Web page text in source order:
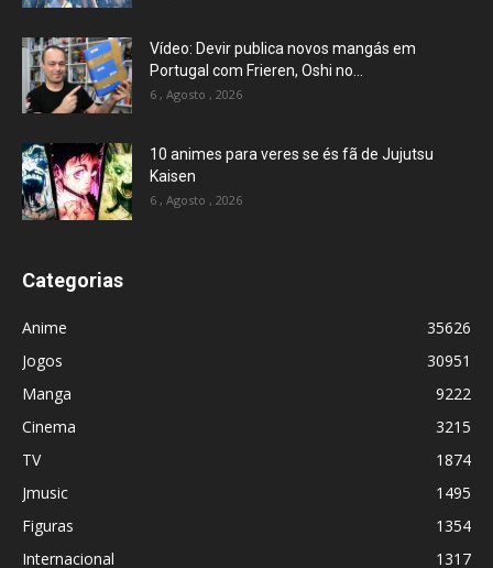
Vídeo: Devir publica novos mangás em
Portugal com Frieren, Oshi no...
6 , Agosto , 2026
10 animes para veres se és fã de Jujutsu
Kaisen
6 , Agosto , 2026
Categorias
Anime
35626
Jogos
30951
Manga
9222
Cinema
3215
TV
1874
Jmusic
1495
Figuras
1354
Internacional
1317